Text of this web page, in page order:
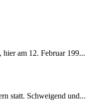
am 12. Februar 199...
statt. Schweigend und...